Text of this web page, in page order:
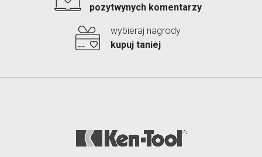
pozytwynych komentarzy
wybieraj nagrody
kupuj taniej